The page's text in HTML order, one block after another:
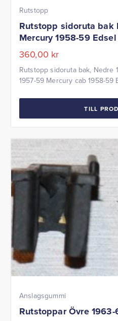
Rutstopp
Rutstopp sidoruta bak
Mercury 1958-59 Edsel
360,00 kr
Rutstopp sidoruta bak, Nedre
1957-59 Mercury cab 1958-59
TILL
Anslagsgummi
Rutstoppar Övre